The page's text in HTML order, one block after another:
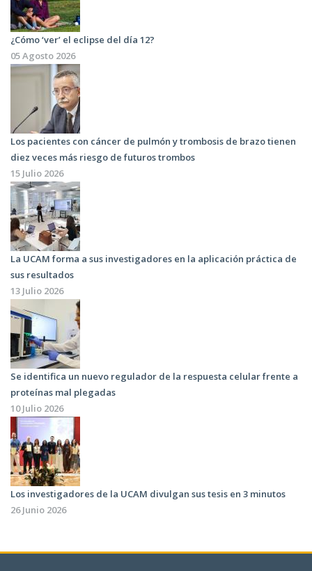
¿Cómo ‘ver’ el eclipse del día 12?
05 Agosto 2026
Los pacientes con cáncer de pulmón y trombosis de brazo tienen
diez veces más riesgo de futuros trombos
15 Julio 2026
La UCAM forma a sus investigadores en la aplicación práctica de
sus resultados
13 Julio 2026
Se identifica un nuevo regulador de la respuesta celular frente a
proteínas mal plegadas
10 Julio 2026
Los investigadores de la UCAM divulgan sus tesis en 3 minutos
26 Junio 2026